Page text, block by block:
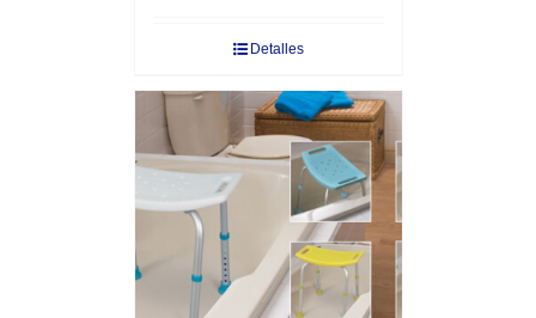
Detalles